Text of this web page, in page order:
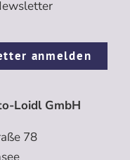
anmelden
Loidl GmbH
78